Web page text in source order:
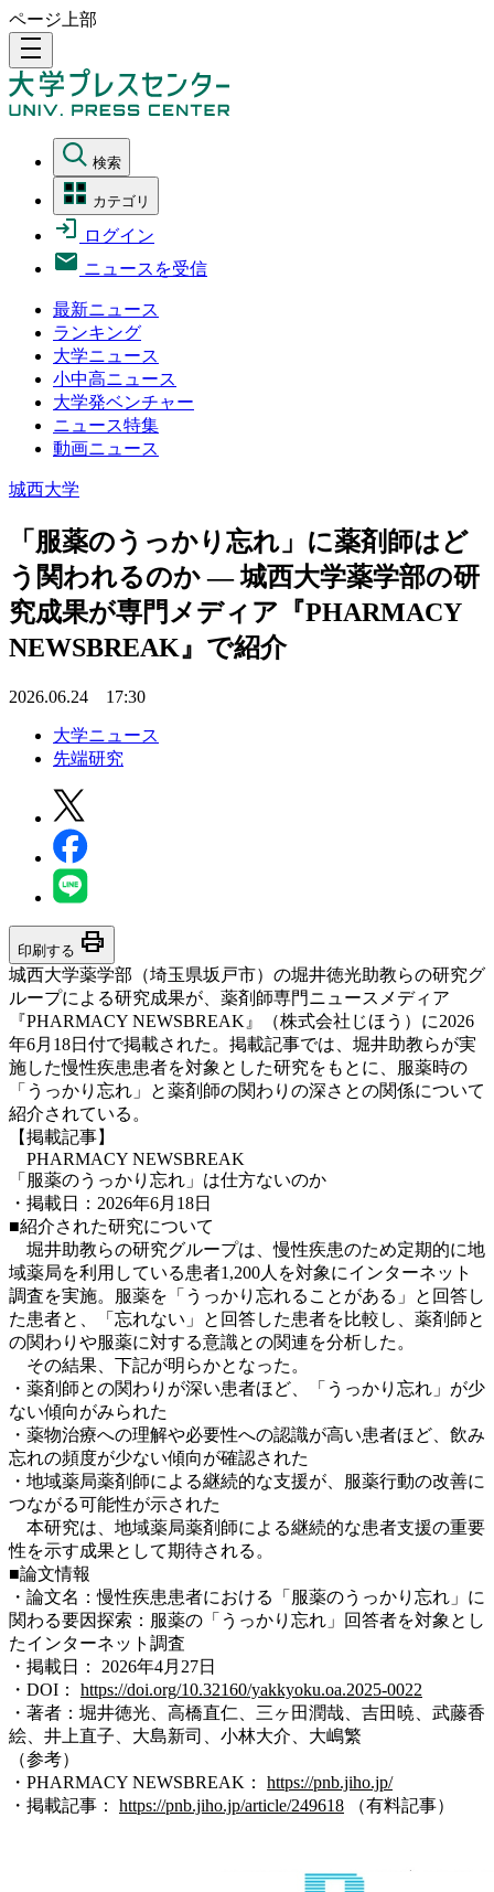
ページ上部
density_medium
検索
カテゴリ
ログイン
ニュースを受信
最新ニュース
ランキング
大学ニュース
小中高ニュース
大学発ベンチャー
ニュース特集
動画ニュース
城西大学
「服薬のうっかり忘れ」に薬剤師はど
う関われるのか ― 城西大学薬学部の研
究成果が専門メディア『PHARMACY
NEWSBREAK』で紹介
2026.06.24 17:30
大学ニュース
先端研究
印刷する print
城西大学薬学部（埼玉県坂戸市）の堀井徳光助教らの研究グ
ループによる研究成果が、薬剤師専門ニュースメディア
『PHARMACY NEWSBREAK』（株式会社じほう）に2026
年6月18日付で掲載された。掲載記事では、堀井助教らが実
施した慢性疾患患者を対象とした研究をもとに、服薬時の
「うっかり忘れ」と薬剤師の関わりの深さとの関係について
紹介されている。
【掲載記事】
PHARMACY NEWSBREAK
「服薬のうっかり忘れ」は仕方ないのか
・掲載日：2026年6月18日
■紹介された研究について
堀井助教らの研究グループは、慢性疾患のため定期的に地
域薬局を利用している患者1,200人を対象にインターネット
調査を実施。服薬を「うっかり忘れることがある」と回答し
た患者と、「忘れない」と回答した患者を比較し、薬剤師と
の関わりや服薬に対する意識との関連を分析した。
その結果、下記が明らかとなった。
・薬剤師との関わりが深い患者ほど、「うっかり忘れ」が少
ない傾向がみられた
・薬物治療への理解や必要性への認識が高い患者ほど、飲み
忘れの頻度が少ない傾向が確認された
・地域薬局薬剤師による継続的な支援が、服薬行動の改善に
つながる可能性が示された
本研究は、地域薬局薬剤師による継続的な患者支援の重要
性を示す成果として期待される。
■論文情報
・論文名：慢性疾患患者における「服薬のうっかり忘れ」に
関わる要因探索：服薬の「うっかり忘れ」回答者を対象とし
たインターネット調査
・掲載日： 2026年4月27日
・DOI： https://doi.org/10.32160/yakkyoku.oa.2025-0022
・著者：堀井徳光、高橋直仁、三ヶ田潤哉、吉田暁、武藤香
絵、井上直子、大島新司、小林大介、大嶋繁
（参考）
・PHARMACY NEWSBREAK： https://pnb.jiho.jp/
・掲載記事： https://pnb.jiho.jp/article/249618 （有料記事）